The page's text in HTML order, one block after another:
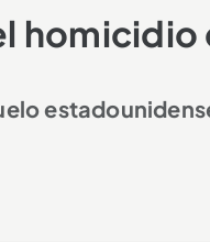
homicidio